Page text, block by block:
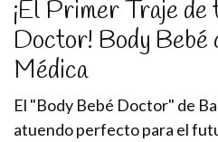
¡El Primer Traje de
Doctor! Body Bebé
Médica
El "Body Bebé Doctor" de
atuendo perfecto para el